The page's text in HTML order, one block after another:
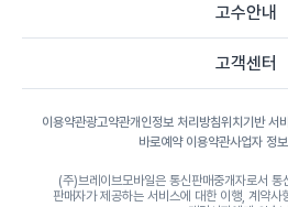
이탈리아어 과외
고수안내
고객센터
이용약관광고약관개인정보 처리방침위치기반 서
바로예약 이용약관사업자 정
(주)브레이브모바일은 통신판매중개자로서 통
판매자가 제공하는 서비스에 대한 이행, 계약사